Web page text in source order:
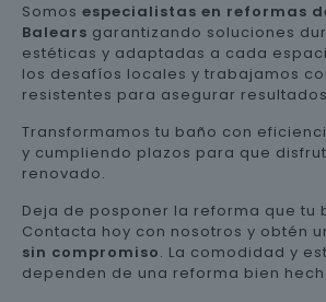
Somos especialistas en reformas
Balears garantizando soluciones
estéticas y adaptadas a cada
los desafíos locales y trabajamos
resistentes para asegurar
Transformamos tu baño con
y cumpliendo plazos para que
renovado.
Deja de posponer la reforma que tu
Contacta hoy con nosotros y obtén
sin compromiso. La comodidad y
dependen de una reforma bien